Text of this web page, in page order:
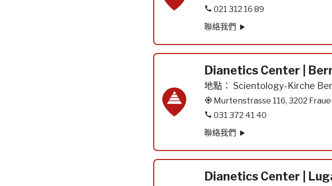
021 312 16 89
聯絡我們
Dianetics Center |
地點： Scientology-Kirche
Murtenstrasse 116, 3202
031 372 41 40
聯絡我們
Dianetics Center |